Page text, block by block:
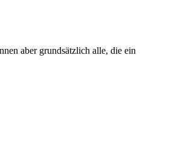
aber grundsätzlich alle, die ein